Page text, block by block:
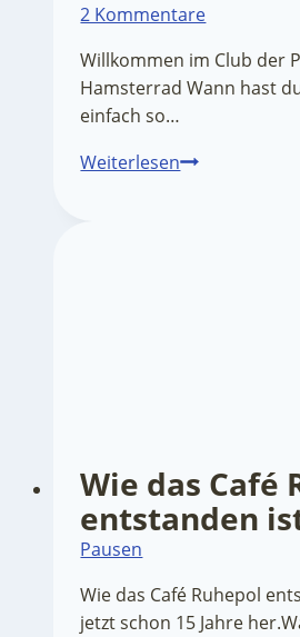
2 Kommentare
Willkommen im Club der
Hamsterrad Wann hast
einfach so…
WeiterlesenEchte
Wie das Café
entstanden
Pausen
Wie das Café Ruhepol
jetzt schon 15 Jahre